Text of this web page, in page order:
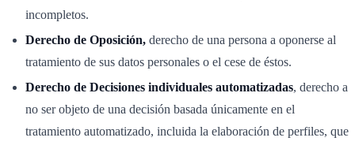
incompletos.
Derecho de Oposición, derecho de una persona a oponerse al
tratamiento de sus datos personales o el cese de éstos.
Derecho de Decisiones individuales automatizadas, derecho a
no ser objeto de una decisión basada únicamente en el
tratamiento automatizado, incluida la elaboración de perfiles, que